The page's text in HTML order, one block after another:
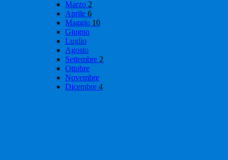
Marzo 2
Aprile 6
Maggio 10
Giugno
Luglio
Agosto
Settembre 2
Ottobre
Novembre
Dicembre 4